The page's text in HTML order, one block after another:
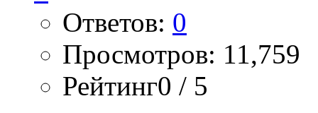
Ответов: 0
Просмотров: 11,759
Рейтинг0 / 5